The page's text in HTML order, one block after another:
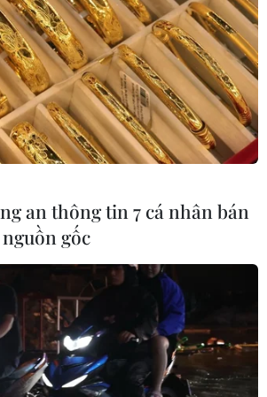
TIẾN DUẨN
NGUYỄN THỊ TÁM, KHÚC THANH
Quy định sử dụng
Hỗ trợ
Quảng cáo
BTTTT do Bộ Thông tin và Truyền thông
Nguyễn Thị Tám: 093.5958688, Email:
an thông tin 7 cá nhân bán
gốc